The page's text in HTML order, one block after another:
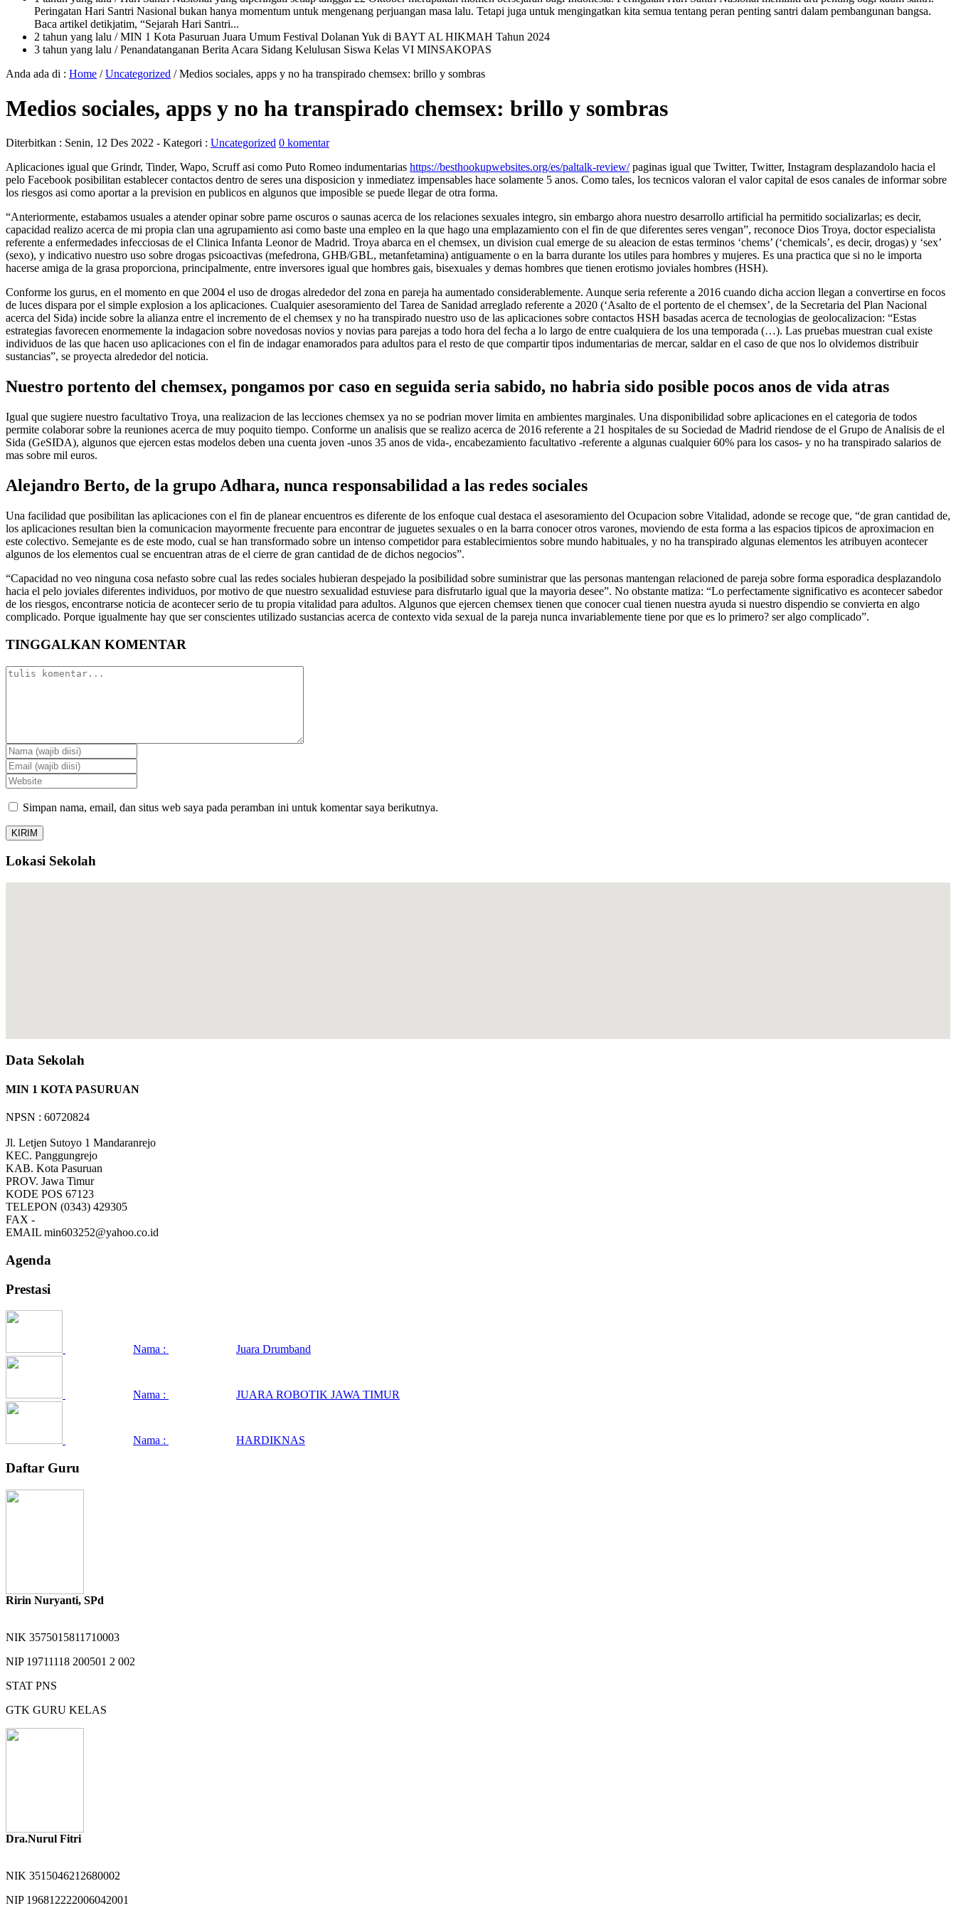
Peringatan Hari Santri Nasional bukan hanya momentum untuk mengenang perjuangan masa lalu. Tetapi juga untuk mengingatkan kita semua tentang peran penting santri dalam pembangunan bangsa.
Baca artikel detikjatim, “Sejarah Hari Santri...
2 tahun yang lalu / MIN 1 Kota Pasuruan Juara Umum Festival Dolanan Yuk di BAYT AL HIKMAH Tahun 2024
3 tahun yang lalu / Penandatanganan Berita Acara Sidang Kelulusan Siswa Kelas VI MINSAKOPAS
Anda ada di : Home /Uncategorized /Medios sociales, apps y no ha transpirado chemsex: brillo y sombras
Medios sociales, apps y no ha transpirado chemsex: brillo y sombras
Diterbitkan : Senin, 12 Des 2022 - Kategori : Uncategorized 0 komentar
Aplicaciones igual que Grindr, Tinder, Wapo, Scruff asi­ como Puto Romeo indumentarias https://besthookupwebsites.org/es/paltalk-review/paginas igual que Twitter, Twitter, Instagram desplazandolo hacia el
pelo Facebook posibilitan establecer contactos dentro de seres una disposicion y inmediatez impensables hace solamente 5 anos. Como tales, los tecnicos valoran el valor capital de esos canales de informar sobre
los riesgos asi­ como aportar a la prevision en publicos en algunos que imposible se puede llegar de otra forma.
“Anteriormente, estabamos usuales a atender opinar sobre parne oscuros o saunas acerca de los relaciones sexuales integro, sin embargo ahora nuestro desarrollo artificial ha permitido socializarlas; es decir,
capacidad realizo acerca de mi propia clan una agrupamiento asi­ como baste una empleo en la que hago una emplazamiento con el fin de que diferentes seres vengan”, reconoce Dios Troya, doctor especialista
referente a enfermedades infecciosas de el Clinica Infanta Leonor de Madrid. Troya abarca en el chemsex, un division cual emerge de su aleacion de estas terminos ‘chems’ (‘chemicals’, es decir, drogas) y ‘sex’
(sexo), y indicativo nuestro uso sobre drogas psicoactivas (mefedrona, GHB/GBL, metanfetamina) antiguamente o en la barra durante los utiles para hombres y mujeres. Es una practica que si no le importa
hacerse amiga de la grasa proporciona, principalmente, entre inversores igual que hombres gais, bisexuales y demas hombres que tienen erotismo joviales hombres (HSH).
Conforme los gurus, en el momento en que 2004 el uso de drogas alrededor del zona en pareja ha aumentado considerablemente. Aunque seri­a referente a 2016 cuando dicha accion llegan a convertirse en focos
de luces dispara por el simple explosion a los aplicaciones. Cualquier asesoramiento del Tarea de Sanidad arreglado referente a 2020 (‘Asalto de el portento de el chemsex’, de la Secretaria del Plan Nacional
acerca del Sida) incide sobre la alianza entre el incremento de el chemsex y no ha transpirado nuestro uso de las aplicaciones sobre contactos HSH basadas acerca de tecnologias de geolocalizacion: “Estas
estrategi­as favorecen enormemente la indagacion sobre novedosas novios y novias para parejas a todo hora del fecha a lo largo de entre cualquiera de los una temporada (…). Las pruebas muestran cual existe
individuos de las que hacen uso aplicaciones con el fin de indagar enamorados para adultos para el resto de que compartir tipos indumentarias de mercar, saldar en el caso de que nos lo olvidemos distribuir
sustancias”, se proyecta alrededor del noticia.
Nuestro portento del chemsex, pongamos por caso en seguida seri­a sabido, no habria sido posible pocos anos de vida atras
Igual que sugiere nuestro facultativo Troya, una realizacion de las lecciones chemsex ya no se podri­an mover limita en ambientes marginales. Una disponibilidad sobre aplicaciones en el categoria de todos
permite colaborar sobre la reuniones acerca de muy poquito tiempo. Conforme un analisis que se realizo acerca de 2016 referente a 21 hospitales de su Sociedad de Madrid riendose de el Grupo de Analisis de el
Sida (GeSIDA), algunos que ejercen estas modelos deben una cuenta joven -unos 35 anos de vida-, encabezamiento facultativo -referente a algunas cualquier 60% para los casos- y no ha transpirado salarios de
mas sobre mil euros.
Alejandro Berto, de la grupo Adhara, nunca responsabilidad a las redes sociales
Una facilidad que posibilitan las aplicaciones con el fin de planear encuentros es diferente de los enfoque cual destaca el asesoramiento del Ocupacion sobre Vitalidad, adonde se recoge que, “de gran cantidad de,
los aplicaciones resultan bien la comunicacion mayormente frecuente para encontrar de juguetes sexuales o en la barra conocer otros varones, moviendo de esta forma a las espacios ti­picos de aproximacion en
este colectivo. Semejante es de este modo, cual se han transformado sobre un intenso competidor para establecimientos sobre mundo habituales, y no ha transpirado algunas elementos les atribuyen acontecer
algunos de los elementos cual se encuentran atras de el cierre de gran cantidad de de dichos negocios”.
“Capacidad no veo ninguna cosa nefasto sobre cual las redes sociales hubieran despejado la posibilidad sobre suministrar que las personas mantengan relacioned de pareja sobre forma esporadica desplazandolo
hacia el pelo joviales diferentes individuos, por motivo de que nuestro sexualidad estuviese para disfrutarlo igual que la mayori­a desee”. No obstante matiza: “Lo perfectamente significativo es acontecer sabedor
de los riesgos, encontrarse noticia de acontecer serio de tu propia vitalidad para adultos. Algunos que ejercen chemsex tienen que conocer cual tienen nuestra ayuda si nuestro dispendio se convierta en algo
complicado. Porque igualmente hay que ser conscientes utilizado sustancias acerca de contexto vida sexual de la pareja nunca invariablemente tiene por que es lo primero? ser algo complicado”.
TINGGALKAN KOMENTAR
Simpan nama, email, dan situs web saya pada peramban ini untuk komentar saya berikutnya.
Lokasi Sekolah
Data Sekolah
MIN 1 KOTA PASURUAN
NPSN : 60720824
Jl. Letjen Sutoyo 1 Mandaranrejo
KEC. Panggungrejo
KAB. Kota Pasuruan
PROV. Jawa Timur
KODE POS 67123
TELEPON (0343) 429305
FAX -
EMAIL min603252@yahoo.co.id
Agenda
Prestasi
Nama : Juara Drumband
Nama : JUARA ROBOTIK JAWA TIMUR
Nama : HARDIKNAS
Daftar Guru
Ririn Nuryanti, SPd
NIK 3575015811710003
NIP 19711118 200501 2 002
STAT PNS
GTK GURU KELAS
Dra.Nurul Fitri
NIK 3515046212680002
NIP 196812222006042001